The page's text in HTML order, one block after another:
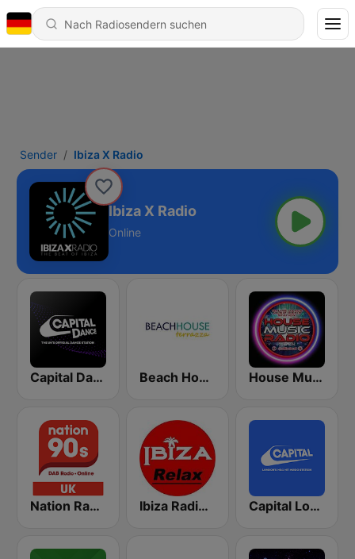
Sender Ibiza X Radio
Ibiza X Radio
Online
Capital Dance Beach House Radio Terrazza House Music Radio
Nation Radio 90s Ibiza Radios - Relax Capital London